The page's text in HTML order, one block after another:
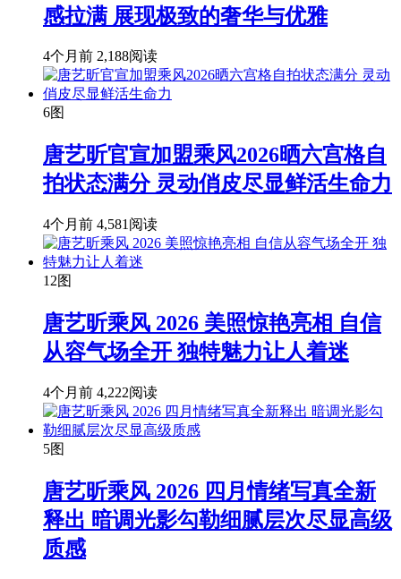
感拉满 展现极致的奢华与优雅
4个月前 2,188阅读
6图
唐艺昕官宣加盟乘风2026晒六宫格自
拍状态满分 灵动俏皮尽显鲜活生命力
4个月前 4,581阅读
12图
唐艺昕乘风 2026 美照惊艳亮相 自信
从容气场全开 独特魅力让人着迷
4个月前 4,222阅读
5图
唐艺昕乘风 2026 四月情绪写真全新
释出 暗调光影勾勒细腻层次尽显高级
质感